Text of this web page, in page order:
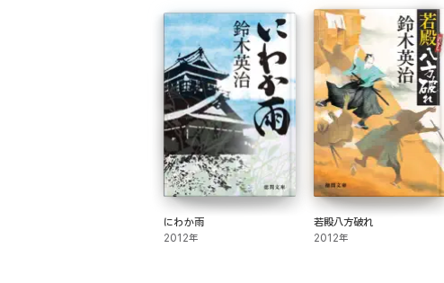
にわか雨
2012年
若殿八方破れ
2012年